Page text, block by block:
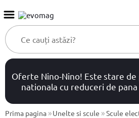
Oferte Nino-Nino! Este stare
nationala cu reduceri de pana
Prima pagina »Unelte si scule »Scule